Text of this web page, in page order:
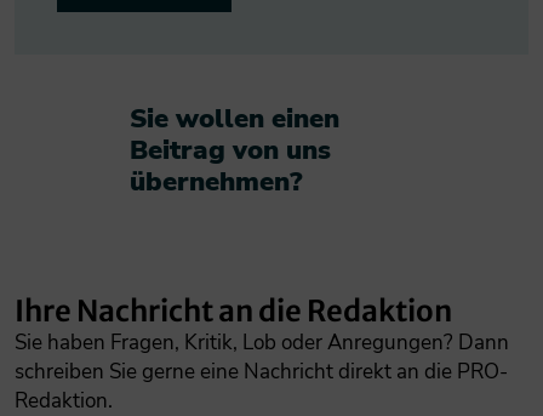
Sie wollen einen
Beitrag von uns
übernehmen?​
Ihre Nachricht an die Redaktion
Sie haben Fragen, Kritik, Lob oder Anregungen? Dann
schreiben Sie gerne eine Nachricht direkt an die PRO-
Redaktion.